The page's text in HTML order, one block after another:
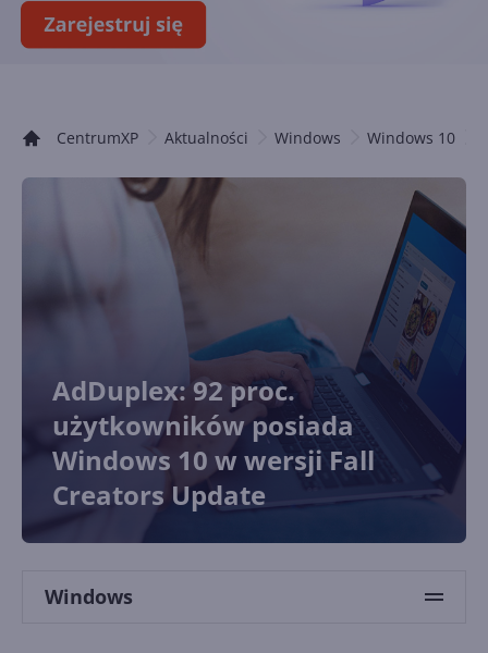
CentrumXP Aktualności Windows Windows 10
AdDuplex: 92 proc.
użytkowników posiada
Windows 10 w wersji Fall
Creators Update
Windows